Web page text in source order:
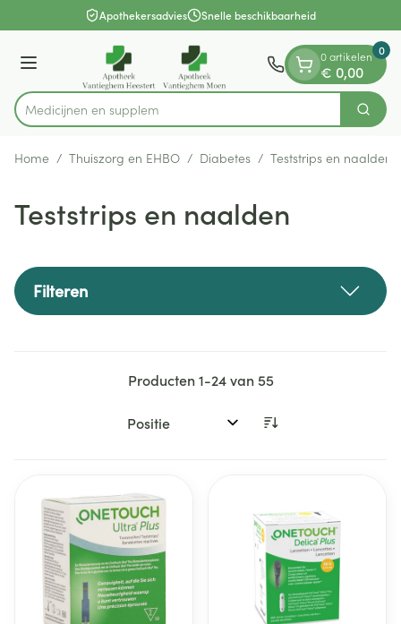
Ga naar de inhoudApothekersadvies Snelle beschikbaarheid
Menu
Product, merk, categorie...
M Zoek
0 artikelen
€ 0,00
0
Home / Thuiszorg en EHBO / Diabetes / Teststrips en naalden
Teststrips en naalden
Filteren
Producten1-24van55
Sorteer op: